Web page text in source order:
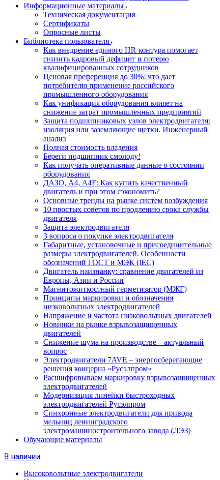
Информационные материалы
Техническая документация
Сертификаты
Опросные листы
Библиотека пользователя
Как внедрение единого HR-контура помогает
снизить кадровый дефицит и потерю
квалифицированных сотрудников
Ценовая преференция до 30%: что дает
потребителю применение российского
промышленного оборудования
Как унификация оборудования влияет на
снижение затрат промышленных предприятий
Защита подшипниковых узлов электродвигателя:
изоляция или заземляющие щетки. Инженерный
анализ
Полная стоимость владения
Береги подшипник смолоду!
Как получать оперативные данные о состоянии
оборудования
ДАЗО, А4, А4F: Как купить качественный
двигатель и при этом сэкономить?
Основные тренды на рынке систем возбуждения
10 простых советов по продлению срока службы
двигателя
Защита электродвигателя
3 вопроса о покупке электродвигателя
Габаритные, установочные и присоединительные
размеры электродвигателей. Особенности
обозначений ГОСТ и МЭК (IEC)
Двигатель наизнанку: сравнение двигателей из
Европы, Азии и России
Магнитожиткостный герметизатор (МЖГ)
Принципы маркировки и обозначения
низковольтных электродвигателей
Напряжение и частота низковольтных двигателей
Новинки на рынке взрывозащищенных
двигателей
Снижение шума на производстве – актуальный
вопрос
Электродвигатели 7AVE – энергосберегающие
решения концерна «Русэлпром»
Расшифровываем маркировку взрывозащищенных
электродвигателей
Модернизация линейки быстроходных
электродвигателей Русэлпром
Синхронные электродвигатели для привода
мельниц ленинградского
электромашиностроительного завода (ЛЭЗ)
Обучающие материалы
В наличии
Высоковольтные электродвигатели